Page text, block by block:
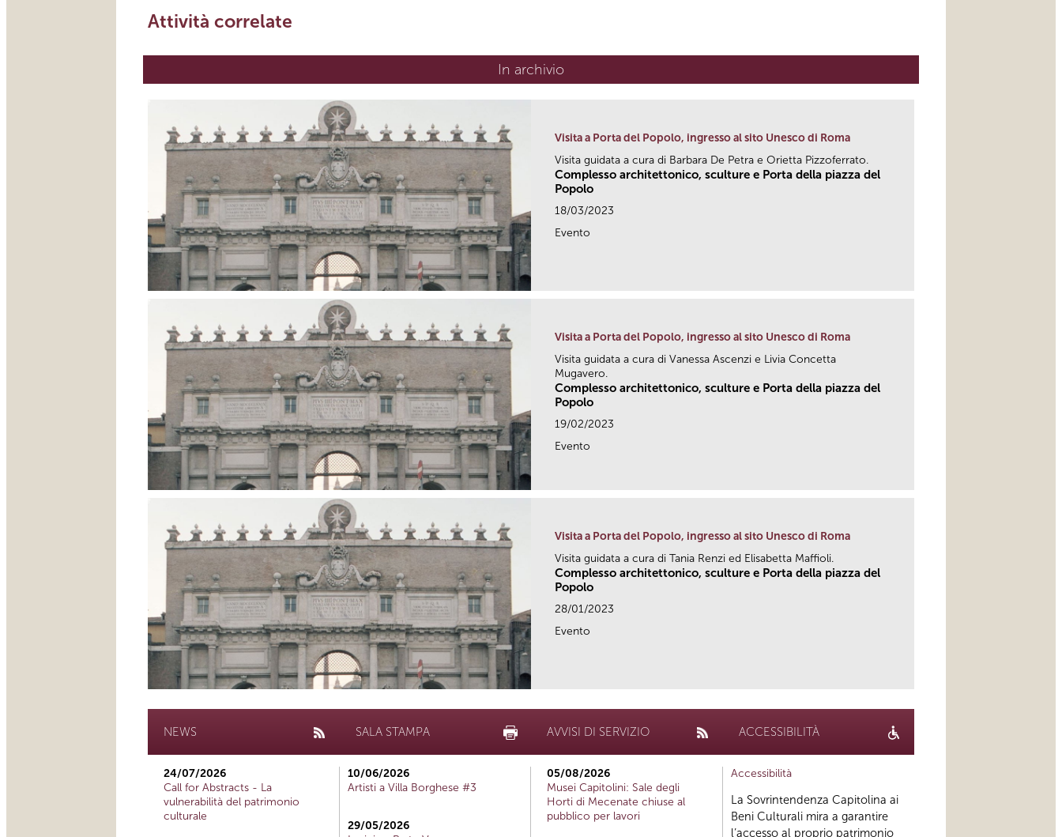
Attività correlate
In archivio
Visita a Porta del Popolo, ingresso al sito Unesco di Roma
Visita guidata a cura di Barbara De Petra e Orietta Pizzoferrato.
Complesso architettonico, sculture e Porta della piazza del
Popolo
18/03/2023
Evento
Visita a Porta del Popolo, ingresso al sito Unesco di Roma
Visita guidata a cura di Vanessa Ascenzi e Livia Concetta
Mugavero.
Complesso architettonico, sculture e Porta della piazza del
Popolo
19/02/2023
Evento
Visita a Porta del Popolo, ingresso al sito Unesco di Roma
Visita guidata a cura di Tania Renzi ed Elisabetta Maffioli.
Complesso architettonico, sculture e Porta della piazza del
Popolo
28/01/2023
Evento
NEWS
24/07/2026
Call for Abstracts - La
vulnerabilità del patrimonio
culturale
SALA STAMPA
10/06/2026
Artisti a Villa Borghese #3
29/05/2026
AVVISI DI SERVIZIO
05/08/2026
Musei Capitolini: Sale degli
Horti di Mecenate chiuse al
pubblico per lavori
ACCESSIBILITÀ
Accessibilità
La Sovrintendenza Capitolina ai
Beni Culturali mira a garantire
l’accesso al proprio patrimonio